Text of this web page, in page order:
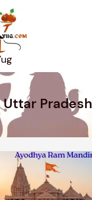
Uttar Pradesh